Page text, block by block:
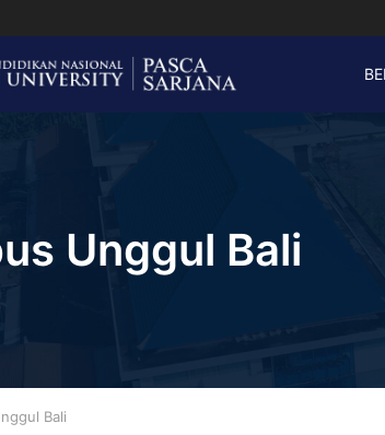
Unggul Bali
Bali